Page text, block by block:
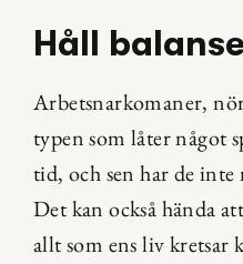
Håll
Arbetsnarkomaner,
typen som låter något
tid, och sen har de
Det kan också hända
allt som ens liv kretsar